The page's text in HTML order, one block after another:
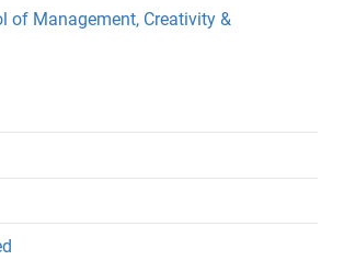
of Management, Creativity &